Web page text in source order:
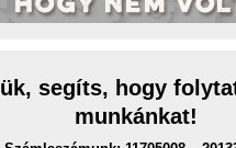
segíts, hogy
munkánkat!